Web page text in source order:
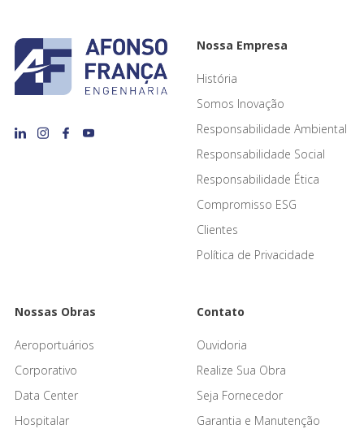
Nossa Empresa
História
Somos Inovação
Responsabilidade Ambiental
Responsabilidade Social
Responsabilidade Ética
Compromisso ESG
Clientes
Política de Privacidade
Nossas Obras
Aeroportuários
Corporativo
Data Center
Hospitalar
Contato
Ouvidoria
Realize Sua Obra
Seja Fornecedor
Garantia e Manutenção